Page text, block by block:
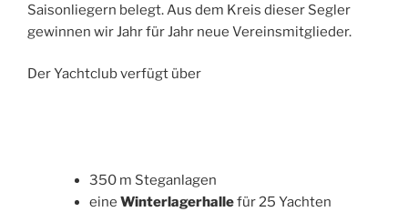
Saisonliegern belegt. Aus dem Kreis dieser Segler
gewinnen wir Jahr für Jahr neue Vereinsmitglieder.
Der Yachtclub verfügt über
350 m Steganlagen
eine Winterlagerhallefür 25 Yachten